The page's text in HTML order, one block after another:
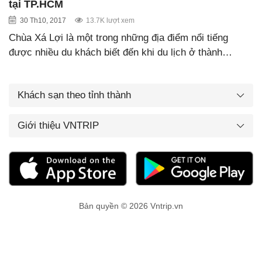
tại TP.HCM
30 Th10, 2017 13.7K lượt xem
Chùa Xá Lợi là một trong những địa điểm nổi tiếng
được nhiều du khách biết đến khi du lịch ở thành…
Khách sạn theo tỉnh thành
Giới thiệu VNTRIP
Bản quyền © 2026 Vntrip.vn